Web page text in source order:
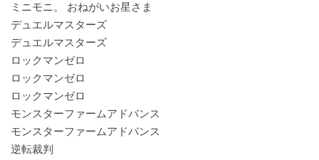
ミニモニ。 おねがいお星さま
デュエルマスターズ
デュエルマスターズ
ロックマンゼロ
ロックマンゼロ
ロックマンゼロ
モンスターファームアドバンス
モンスターファームアドバンス
逆転裁判